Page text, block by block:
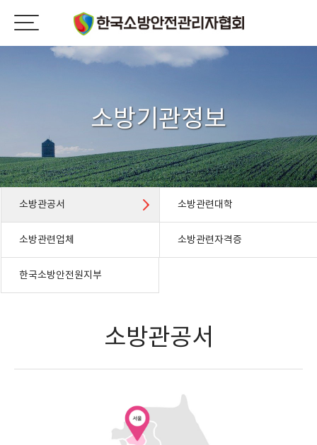
소방기관정보
소방관공서 소방관련대학
소방관련업체 소방관련자격증
한국소방안전원지부
소방관공서